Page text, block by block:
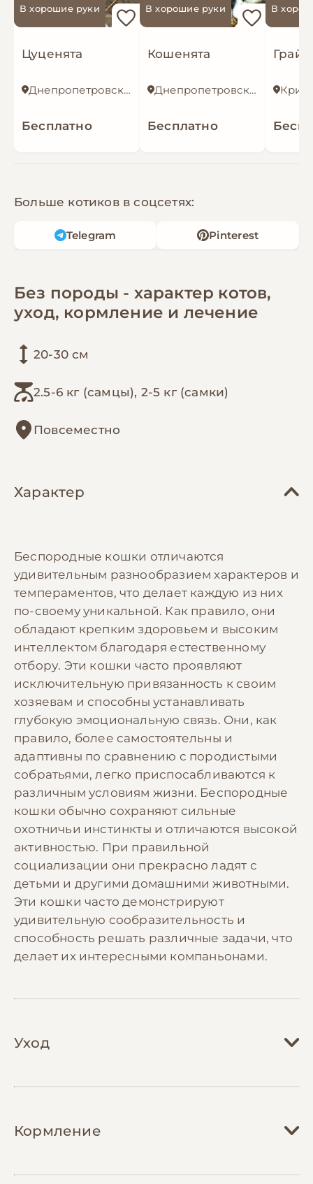
В хорошие руки
Цуценята
Днепропетровская область
Бесплатно
В хорошие руки
Кошенята
Днепропетровская область
Бесплатно
В
Больше котиков в соцсетях:
Telegram Pinterest
Без породы - характер котов,
уход, кормление и лечение
20-30 см
2.5-6 кг (самцы), 2-5 кг (самки)
Повсеместно
Характер
Беспородные кошки отличаются
удивительным разнообразием характеров и
темпераментов, что делает каждую из них
по-своему уникальной. Как правило, они
обладают крепким здоровьем и высоким
интеллектом благодаря естественному
отбору. Эти кошки часто проявляют
исключительную привязанность к своим
хозяевам и способны устанавливать
глубокую эмоциональную связь. Они, как
правило, более самостоятельны и
адаптивны по сравнению с породистыми
собратьями, легко приспосабливаются к
различным условиям жизни. Беспородные
кошки обычно сохраняют сильные
охотничьи инстинкты и отличаются высокой
активностью. При правильной
социализации они прекрасно ладят с
детьми и другими домашними животными.
Эти кошки часто демонстрируют
удивительную сообразительность и
способность решать различные задачи, что
делает их интересными компаньонами.
Уход
зависит от типа её шерсти и
индивидуальных особенностей.
расчесывать раз в неделю,
Кормление